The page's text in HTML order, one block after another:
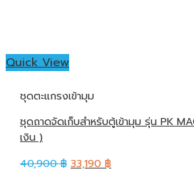
Quick View
ชุดตะแกรงเข้ามุม
ชุดถาดจัดเก็บสำหรับตู้เข้ามุม รุ่น PK
เงิน )
40,900฿ 33,190 ฿